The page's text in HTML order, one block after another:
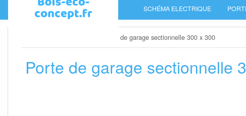
SCHÉMA ELECTRIQUE
Porte de garage sectionnelle 300 x 300
Porte de garage sectionnelle